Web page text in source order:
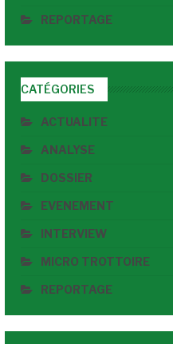
REPORTAGE
CATÉGORIES
ACTUALITE
ANALYSE
DOSSIER
EVENEMENT
INTERVIEW
MICRO TROTTOIRE
REPORTAGE